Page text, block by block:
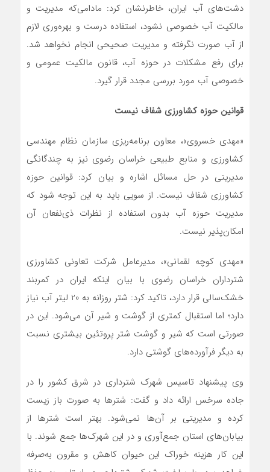
دشت‌های آب ایران، خاطرنشان کرد: مادامی‌که مدیریت و
مالکیت آب خصوصی نشود، استفاده درست و بهره‌وری لازم
از آب صورت نگرفته و مدیریت صحیحی انجام نخواهد شد.
برای رفع مشکلات در حوزه آب، قانون مالکیت عمومی و
خصوصی آب مورد بررسی مجدد قرار گیرد.
قوانین حوزه کشاورزی شفاف نیست
«مهدی خسروی»، معاون برنامه‌ریزی سازمان نظام مهندسی
کشاورزی و منابع طبیعی خراسان رضوی نیز به چندگانگی
مدیریتی در حل مسائل اشاره و بیان کرد: قوانین حوزه
کشاورزی شفاف نیست. از سویی باید به این توجه شود که
مدیریت حوزه آب بدون استفاده از نظرات ذی‌نفعان آن
امکان‌پذیر نیست.
«مهدی کوچه لقمانی»، مدیرعامل شرکت تعاونی کشاورزی
شترداران خراسان رضوی با بیان اینکه ایران در کمربند
خشک‌سالی قرار دارد، تاکید کرد: شتر روزانه به 20 لیتر آب نیاز
دارد؛ اما استقبال کمتری از گوشت و شیر آن می‌شود. این در
صورتی است که شیر و گوشت شتر پروتئین بیشتری نسبت
به دیگر فرآورده‌های گوشتی دارد.
وی پیشنهاد تاسیس شهرک شترداری در شرق کشور را در
جاده سرخس ارائه داد و گفت: شترها به صورت باز زیست
کرده و مدیریتی بر آن‌ها نمی‌شود. بهتر است شترها از
بیابان‌های استان جمع‌آوری و در این شهرک‌ها جمع شوند. با
این کار هزینه خوراک این حیوان کاهش و مقرون به‌صرفه